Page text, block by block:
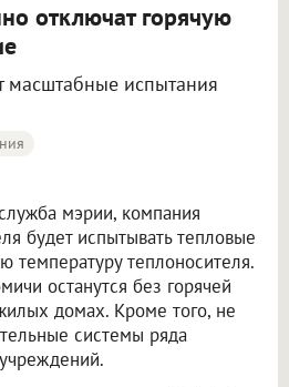
отключат горячую
масштабные испытания
мэрии, компания
будет испытывать тепловые
температуру теплоносителя.
останутся без горячей
домах. Кроме того, не
системы ряда